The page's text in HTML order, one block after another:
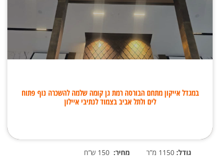
במגדל אייקון מתחם הבורסה רמת גן קומה שלמה להשכרה נוף פתוח
לים ולתל אביב בצמוד לנתיבי איילון
גודל: מחיר: